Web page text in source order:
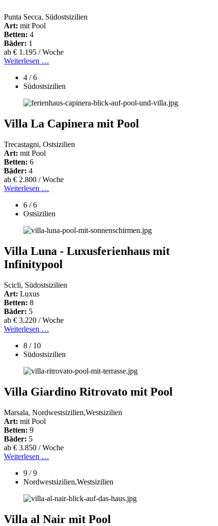
Punta Secca, Südostsizilien
Art: mit Pool
Betten: 4
Bäder: 1
ab € 1.195 / Woche
Weiterlesen …
4 / 6
Südostsizilien
Villa La Capinera mit Pool
Trecastagni, Ostsizilien
Art: mit Pool
Betten: 6
Bäder: 4
ab € 2.800 / Woche
Weiterlesen …
6 / 6
Ostsizilien
Villa Luna - Luxusferienhaus mit
Infinitypool
Scicli, Südostsizilien
Art: Luxus
Betten: 8
Bäder: 5
ab € 3.220 / Woche
Weiterlesen …
8 / 10
Südostsizilien
Villa Giardino Ritrovato mit Pool
Marsala, Nordwestsizilien,Westsizilien
Art: mit Pool
Betten: 9
Bäder: 5
ab € 3.850 / Woche
Weiterlesen …
9 / 9
Nordwestsizilien,Westsizilien
Villa al Nair mit Pool